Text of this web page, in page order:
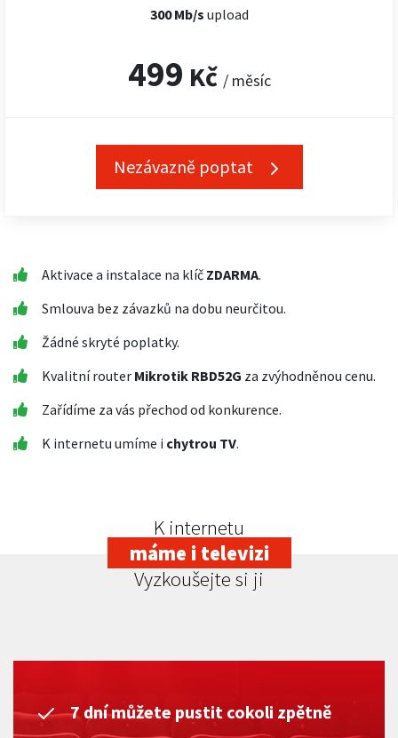
300 Mb/s upload
499 Kč / měsíc
Nezávazně poptat
Aktivace a instalace na klíč ZDARMA.
Smlouva bez závazků na dobu neurčitou.
Žádné skryté poplatky.
Kvalitní router Mikrotik RBD52G za zvýhodněnou cenu.
Zařídíme za vás přechod od konkurence.
K internetu umíme i chytrou TV.
K internetu
máme i televizi
Vyzkoušejte si ji
7 dní můžete pustit cokoli zpětně